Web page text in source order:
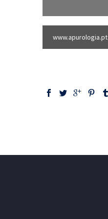
www.apurologia.pt